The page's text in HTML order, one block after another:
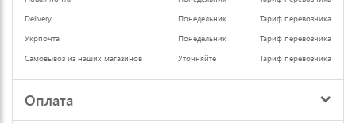
Delivery
Понедельник
Тариф перевозчика
Укрпочта
Понедельник
Тариф перевозчика
Самовывоз из наших магазинов
Уточняйте Тариф перевозчика
Оплата